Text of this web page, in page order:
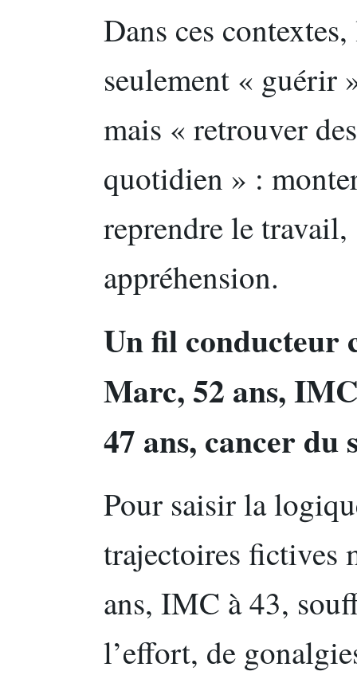
Dans ces
seulement « guérir
mais « retrouver
quotidien » :
reprendre le travail,
appréhension.
Un fil conducteur
Marc, 52 ans,
47 ans, cancer du
Pour saisir la
trajectoires fictives
ans, IMC à 43,
l’effort, de